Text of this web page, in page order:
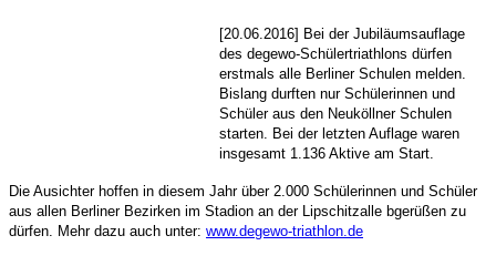
[20.06.2016] Bei der Jubiläumsauflage
des degewo-Schülertriathlons dürfen
erstmals alle Berliner Schulen melden.
Bislang durften nur Schülerinnen und
Schüler aus den Neuköllner Schulen
starten. Bei der letzten Auflage waren
insgesamt 1.136 Aktive am Start.
Die Ausichter hoffen in diesem Jahr über 2.000 Schülerinnen und Schüler
aus allen Berliner Bezirken im Stadion an der Lipschitzalle bgerüßen zu
dürfen. Mehr dazu auch unter: www.degewo-triathlon.de